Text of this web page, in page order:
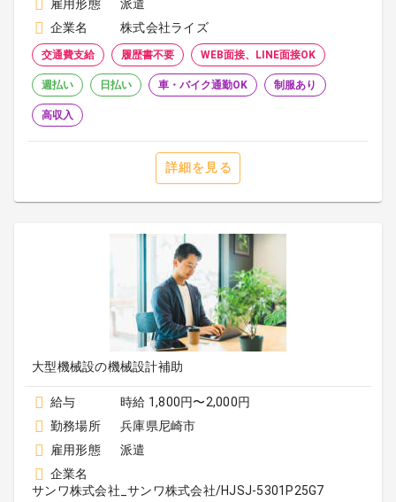
雇用形態
派遣
企業名
株式会社ライズ
交通費支給 履歴書不要 WEB面接、LINE面接OK
週払い 日払い 車・バイク通勤OK 制服あり
高収入
詳細を見る
大型機械設の機械設計補助
給与
時給 1,800円〜2,000円
勤務場所
兵庫県尼崎市
雇用形態
派遣
企業名
サンワ株式会社_サンワ株式会社/HJSJ-5301P25G7